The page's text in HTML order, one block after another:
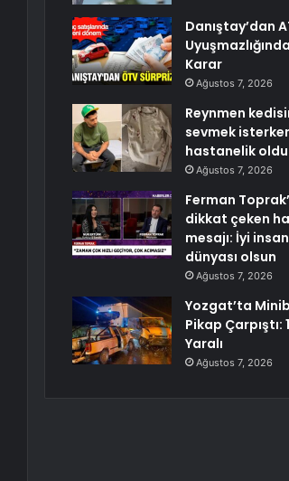
Danıştay’dan
Karar
Ağustos 7, 2026
Reynmen
sevmek
hastanelik oldu
Ağustos 7, 2026
Ferman
dikkat çeken
mesajı: İyi
dünyası olsun
Ağustos 7, 2026
Yozgat’ta
Pikap Çarpıştı:
Yaralı
Ağustos 7, 2026